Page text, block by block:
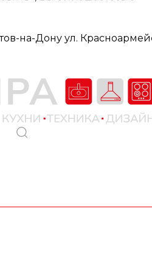
на-Дону ул.